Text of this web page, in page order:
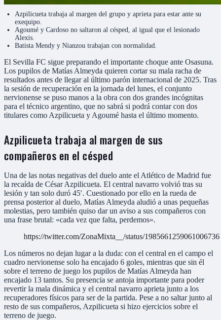
Azpilicueta trabaja al margen del grupo y aprieta para estar ante su
exequipo.
Agoumé y Cardoso no saltaron al césped, al igual que el lesionado
Alexis.
Batista Mendy y Nianzou trabajan con normalidad.
El Sevilla FC sigue preparando el importante choque ante Osasuna.
Los pupilos de Matías Almeyda quieren cortar su mala racha de
resultados antes de llegar al último parón internacional de 2025. Tras
la sesión de recuperación en la jornada del lunes, el conjunto
nervionense se puso manos a la obra con dos grandes incógnitas
para el técnico argentino, que no sabrá si podrá contar con dos
titulares como Azpilicueta y Agoumé hasta el último momento.
Azpilicueta trabaja al margen de sus
compañeros en el césped
Una de las notas negativas del duelo ante el Atlético de Madrid fue
la recaída de César Azpilicueta. El central navarro volvió tras su
lesión y tan solo duró 45′. Cuestionado por ello en la rueda de
prensa posterior al duelo, Matías Almeyda aludió a unas pequeñas
molestias, pero también quiso dar un aviso a sus compañeros con
una frase brutal: «cada vez que falta, perdemos».
https://twitter.com/ZonaMixta__/status/1985661259061006736
Los números no dejan lugar a la duda: con el central en el campo el
cuadro nervionense solo ha encajado 6 goles, mientras que sin él
sobre el terreno de juego los pupilos de Matías Almeyda han
encajado 13 tantos. Su presencia se antoja importante para poder
revertir la mala dinámica y el central navarro aprieta junto a los
recuperadores físicos para ser de la partida. Pese a no saltar junto al
resto de sus compañeros, Azpilicueta si hizo ejercicios sobre el
terreno de juego.